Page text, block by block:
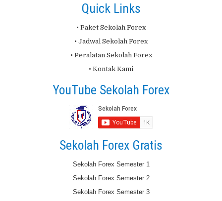
Quick Links
• Paket Sekolah Forex
• Jadwal Sekolah Forex
• Peralatan Sekolah Forex
• Kontak Kami
YouTube Sekolah Forex
Sekolah Forex Gratis
Sekolah Forex Semester 1
Sekolah Forex Semester 2
Sekolah Forex Semester 3